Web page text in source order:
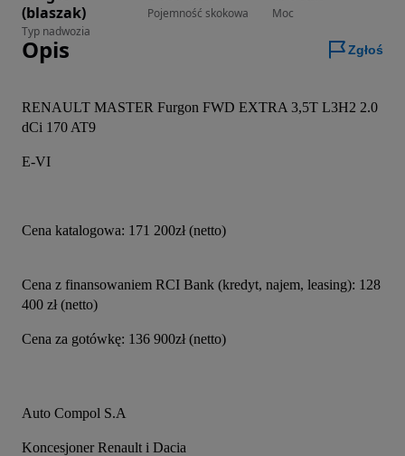
(blaszak)
Typ nadwozia
Pojemność skokowa Moc
Opis Zgłoś
RENAULT MASTER Furgon FWD EXTRA 3,5T L3H2 2.0
dCi 170 AT9
E-VI
Cena katalogowa: 171 200zł (netto)
Cena z finansowaniem RCI Bank (kredyt, najem, leasing): 128
400 zł (netto)
Cena za gotówkę: 136 900zł (netto)
Auto Compol S.A
Koncesjoner Renault i Dacia